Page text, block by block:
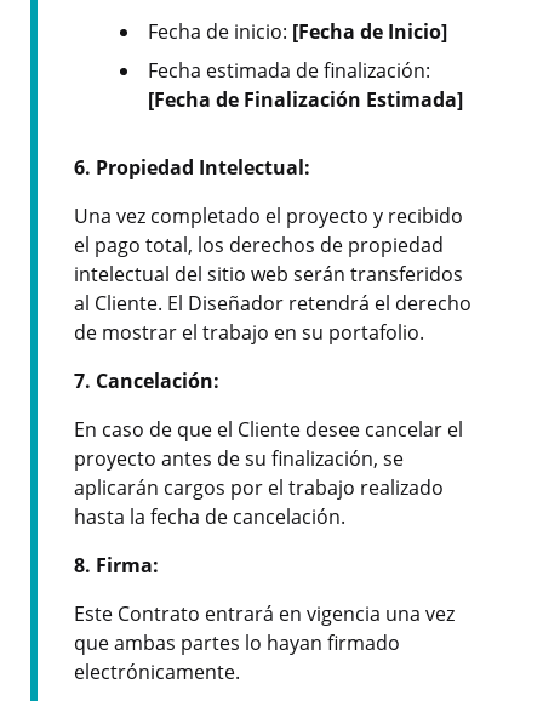
Fecha de inicio: [Fecha de Inicio]
Fecha estimada de finalización:
[Fecha de Finalización Estimada]
6. Propiedad Intelectual:
Una vez completado el proyecto y recibido
el pago total, los derechos de propiedad
intelectual del sitio web serán transferidos
al Cliente. El Diseñador retendrá el derecho
de mostrar el trabajo en su portafolio.
7. Cancelación:
En caso de que el Cliente desee cancelar el
proyecto antes de su finalización, se
aplicarán cargos por el trabajo realizado
hasta la fecha de cancelación.
8. Firma:
Este Contrato entrará en vigencia una vez
que ambas partes lo hayan firmado
electrónicamente.